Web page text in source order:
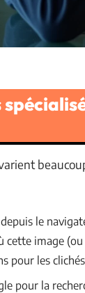
depuis le
cette image
pour les
pour la